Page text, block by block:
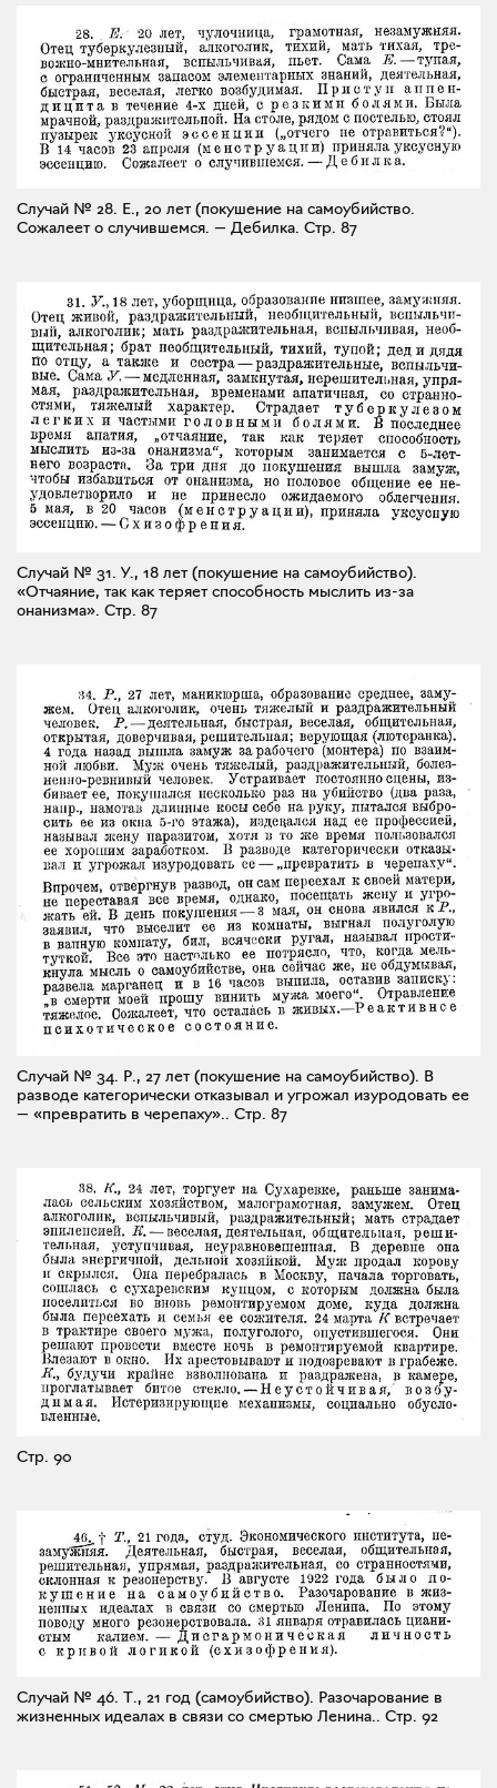
Случай № 28. Е., 20 лет (покушение на самоубийство.
Сожалеет о случившемся. — Дебилка. Стр. 87
Случай № 31. У., 18 лет (покушение на самоубийство).
«Отчаяние, так как теряет способность мыслить из-за
онанизма». Стр. 87
Случай № 34. Р., 27 лет (покушение на самоубийство). В
разводе категорически отказывал и угрожал изуродовать ее
— «превратить в черепаху».. Стр. 87
Стр. 90
Случай № 46. Т., 21 год (самоубийство). Разочарование в
жизненных идеалах в связи со смертью Ленина.. Стр. 92